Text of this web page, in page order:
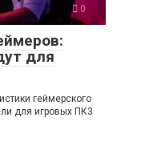
0
для
геймерского
для игровых ПК3